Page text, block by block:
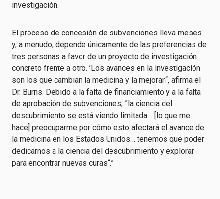
investigación.
El proceso de concesión de subvenciones lleva meses
y, a menudo, depende únicamente de las preferencias de
tres personas a favor de un proyecto de investigación
concreto frente a otro. ’Los avances en la investigación
son los que cambian la medicina y la mejoran“, afirma el
Dr. Burns. Debido a la falta de financiamiento y a la falta
de aprobación de subvenciones, ”la ciencia del
descubrimiento se está viendo limitada… [lo que me
hace] preocuparme por cómo esto afectará el avance de
la medicina en los Estados Unidos… tenemos que poder
dedicarnos a la ciencia del descubrimiento y explorar
para encontrar nuevas curas“.”